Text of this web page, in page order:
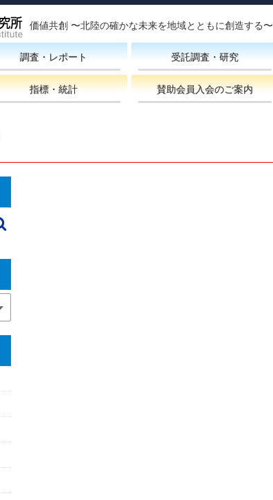
価値共創 〜北陸の確かな未来を地域とともに創造する〜
調査・レポート 受託調査・研究
指標・統計 賛助会員入会のご案内